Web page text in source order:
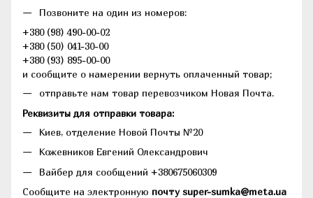
Позвоните на один из номеров:
+380 (98) 490-00-02
+380 (50) 041-30-00
+380 (93) 895-00-00
и сообщите о намерении вернуть оплаченный товар;
отправьте нам товар перевозчиком Новая Почта.
Реквизиты для отправки товара:
Киев, отделение Новой Почты №20
Кожевников Евгений Олександрович
Вайбер для сообщений +380675060309
Сообщите на электронную почту super-sumka@meta.ua